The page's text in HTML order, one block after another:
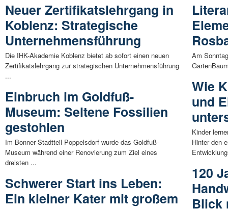
Neuer Zertifikatslehrgang in
Koblenz: Strategische
Unternehmensführung
Die IHK-Akademie Koblenz bietet ab sofort einen neuen
Zertifikatslehrgang zur strategischen Unternehmensführung
...
Einbruch im Goldfuß-
Museum: Seltene Fossilien
gestohlen
Im Bonner Stadtteil Poppelsdorf wurde das Goldfuß-
Museum während einer Renovierung zum Ziel eines
dreisten ...
Schwerer Start ins Leben:
Ein kleiner Kater mit großem
Am
Wie
und
Kinder
Hinter den
120
Blick